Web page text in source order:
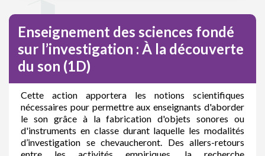
Enseignement des sciences fondé
sur l’investigation : À la découverte
du son (1D)
Cette action apportera les notions scientifiques
nécessaires pour permettre aux enseignants d'aborder
le son grâce à la fabrication d'objets sonores ou
d'instruments en classe durant laquelle les modalités
d’investigation se chevaucheront. Des allers-retours